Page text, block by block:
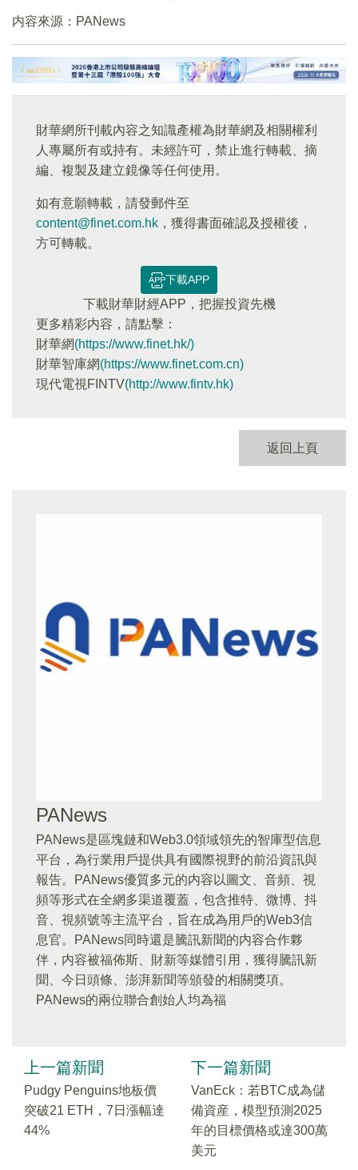
内容來源：PANews
財華網所刊載內容之知識產權為財華網及相關權利
人專屬所有或持有。未經許可，禁止進行轉載、摘
編、複製及建立鏡像等任何使用。
如有意願轉載，請發郵件至
content@finet.com.hk ，獲得書面確認及授權後，
方可轉載。
下載APP
下載財華財經APP，把握投資先機
更多精彩内容，請點擊：
財華網(https://www.finet.hk/)
財華智庫網(https://www.finet.com.cn)
現代電視FINTV(http://www.fintv.hk)
返回上頁
PANews
PANews是區塊鏈和Web3.0領域領先的智庫型信息
平台，為行業用戶提供具有國際視野的前沿資訊與
報告。PANews優質多元的内容以圖文、音頻、視
頻等形式在全網多渠道覆蓋，包含推特、微博、抖
音、視頻號等主流平台，旨在成為用戶的Web3信
息官。PANews同時還是騰訊新聞的内容合作夥
伴，内容被福佈斯、財新等媒體引用，獲得騰訊新
聞、今日頭條、澎湃新聞等頒發的相關獎項。
PANews的兩位聯合創始人均為福
上一篇新聞
Pudgy Penguins地板價
突破21 ETH，7日漲幅達
44%
下一篇新聞
VanEck：若BTC成為儲
備資産，模型預測2025
年的目標價格或達300萬
美元